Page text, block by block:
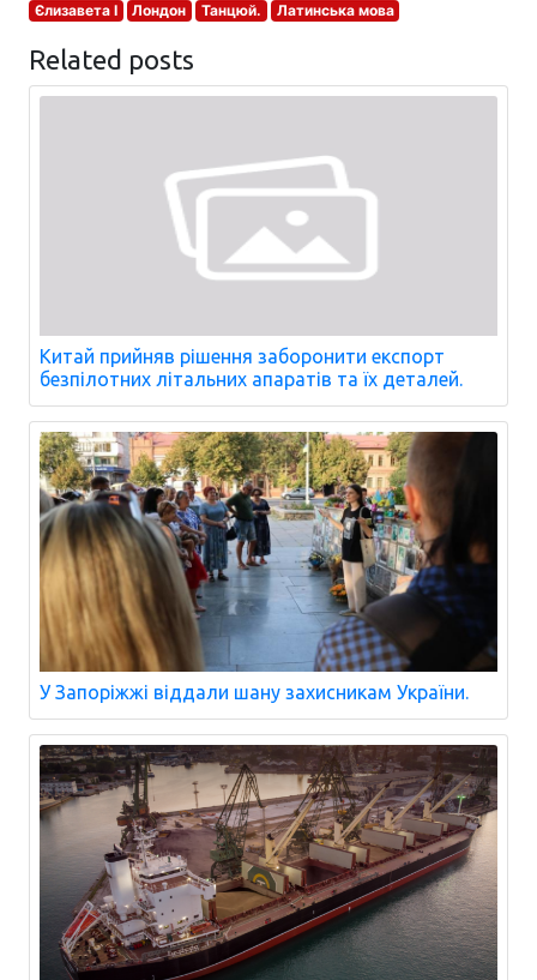
Єлизавета I Лондон Танцюй. Латинська мова
Related posts
Китай прийняв рішення заборонити експорт
безпілотних літальних апаратів та їх деталей.
У Запоріжжі віддали шану захисникам України.